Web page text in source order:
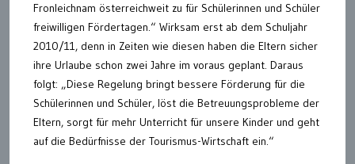
Fronleichnam österreichweit zu für Schülerinnen und Schüler
freiwilligen Fördertagen.“ Wirksam erst ab dem Schuljahr
2010/11, denn in Zeiten wie diesen haben die Eltern sicher
ihre Urlaube schon zwei Jahre im voraus geplant. Daraus
folgt: „Diese Regelung bringt bessere Förderung für die
Schülerinnen und Schüler, löst die Betreuungsprobleme der
Eltern, sorgt für mehr Unterricht für unsere Kinder und geht
auf die Bedürfnisse der Tourismus-Wirtschaft ein.“